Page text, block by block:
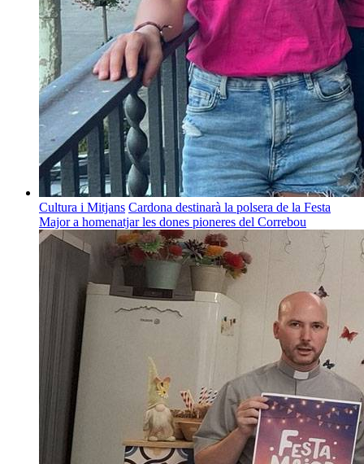
Cultura i Mitjans Cardona destinarà la polsera de la Festa
Major a homenatjar les dones pioneres del Correbou